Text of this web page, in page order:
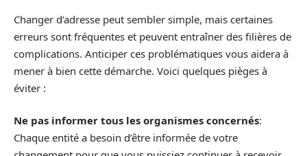
Changer d’adresse peut sembler simple, mais certaines
erreurs sont fréquentes et peuvent entraîner des filières de
complications. Anticiper ces problématiques vous aidera à
mener à bien cette démarche. Voici quelques pièges à
éviter :
Ne pas informer tous les organismes concernés:
Chaque entité a besoin d’être informée de votre